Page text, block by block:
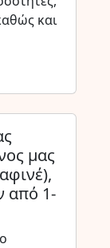
και
μας
από 1-